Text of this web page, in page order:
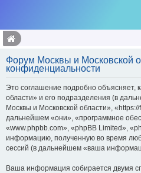
Форум Москвы и Московской
конфиденциальности
Это соглашение подробно объясняет,
области» и его подразделения (в
Москвы и Московской области»,
дальнейшем «они», «программное
«www.phpbb.com», «phpBB Limited»,
информацию, полученную во время
сессий (в дальнейшем «ваша
Ваша информация собирается двумя